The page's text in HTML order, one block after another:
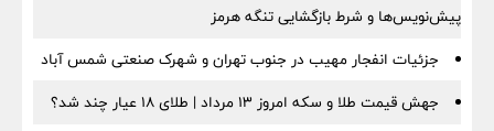
پیش‌نویس‌ها و شرط بازگشایی تنگه هرمز
جزئیات انفجار مهیب در جنوب تهران و شهرک صنعتی شمس آباد
جهش قیمت طلا و سکه امروز ۱۳ مرداد | طلای ۱۸ عیار چند شد؟